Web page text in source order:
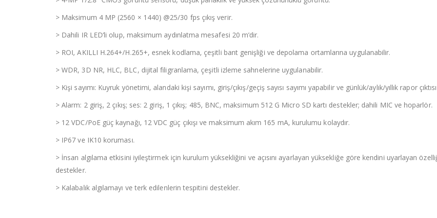
> Maksimum 4 MP (2560 × 1440) @25/30 fps çıkış verir.
> Dahili IR LED’li olup, maksimum aydınlatma mesafesi 20 m’dir.
> ROI, AKILLI H.264+/H.265+, esnek kodlama, çeşitli bant genişliği ve depolama ortamlarına uygulanabilir.
> WDR, 3D NR, HLC, BLC, dijital filigranlama, çeşitli izleme sahnelerine uygulanabilir.
> Kişi sayımı: Kuyruk yönetimi, alandaki kişi sayımı, giriş/çıkış/geçiş sayısı sayımı yapabilir ve günlük/aylık/yıllık rapor
> Alarm: 2 giriş, 2 çıkış; ses: 2 giriş, 1 çıkış; 485, BNC, maksimum 512 G Micro SD kartı destekler; dahili MIC ve hoparlör.
> 12 VDC/PoE güç kaynağı, 12 VDC güç çıkışı ve maksimum akım 165 mA, kurulumu kolaydır.
> IP67 ve IK10 koruması.
> İnsan algılama etkisini iyileştirmek için kurulum yüksekliğini ve açısını ayarlayan yüksekliğe göre kendini uyarlayan
destekler.
> Kalabalık algılamayı ve terk edilenlerin tespitini destekler.
Hikvision 4g Solar Kamera Sistemi
0 5 üzerinden
05 üzerinden
0 5
05